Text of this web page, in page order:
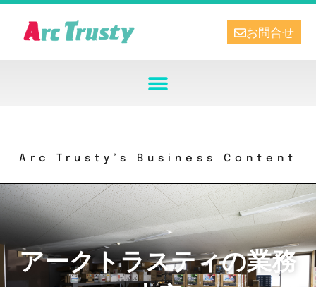
お問合せ
Arc Trusty’s Business Content
アークトラスティの業務